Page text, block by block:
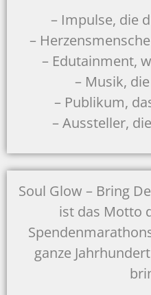
– Impulse, die
–
– Edutainment,
– Musik,
– Publikum,
– Aussteller,
Soul Glow – Bring
ist das Motto
ganze